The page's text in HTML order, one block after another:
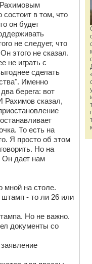
состоит в том, что
он будет
не следует, что
этого не сказал.
не играть с
сделать
Именно
берега: вот
Рахимов сказал,
То есть на
Я просто об этом
Но на
Он дает нам
мной на столе.
штамп - то ли 26 или
Но не важно.
документы со